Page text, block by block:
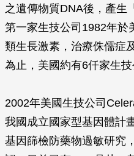
之遺傳物質DNA後，產生
第一家生技公司1982年於
類生長激素，治療侏儒症
為止，美國約有6仟家生
2002年美國生技公司
我國成立國家型基因體計
基因篩檢防藥物過敏研究